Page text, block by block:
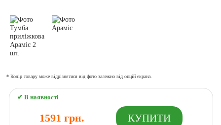
* Колір товару може відрізнятися від фото залежно від опцій екрана.
✔ В наявності
1591 грн.